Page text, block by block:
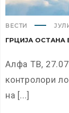
ВЕСТИ
ГРЦИЈА ОСТАНА
Алфа ТВ,
контролори
на [...]